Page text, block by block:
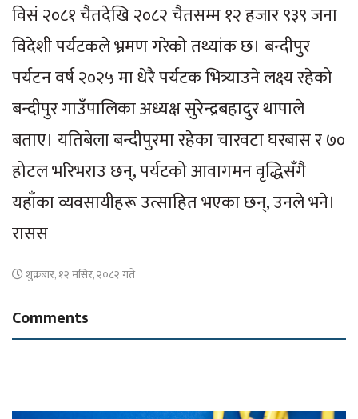
विसं २०८१ चैतदेखि २०८२ चैतसम्म १२ हजार ९३९ जना
विदेशी पर्यटकले भ्रमण गरेको तथ्यांक छ। बन्दीपुर
पर्यटन वर्ष २०२५ मा धेरै पर्यटक भित्र्याउने लक्ष्य रहेको
बन्दीपुर गाउँपालिका अध्यक्ष सुरेन्द्रबहादुर थापाले
बताए। यतिबेला बन्दीपुरमा रहेका चारवटा घरबास र ७०
होटल भरिभराउ छन्, पर्यटको आवागमन वृद्धिसँगै
यहाँका व्यवसायीहरू उत्साहित भएका छन्, उनले भने।
रासस
शुक्रबार, १२ मंसिर, २०८२ गते
Comments